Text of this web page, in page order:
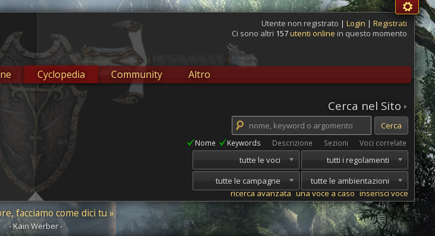
Utente non registrato | Login |Registrati
Ci sono altri 157utenti online in questo momento
Cyclopedia Community Altro
Cerca nel Sito
Nome Keywords Descrizione Sezioni Voci correlate
tutti i regolamenti
tutte le voci
tutte le ambientazioni
tutte le campagne
ricerca avanzata una voce a caso inserisci voce
facciamo come dici tu »
- Kain Werber -